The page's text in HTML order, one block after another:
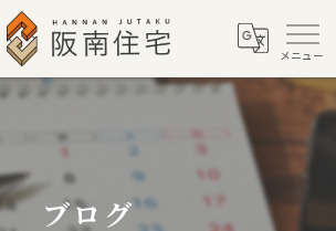
ブログ